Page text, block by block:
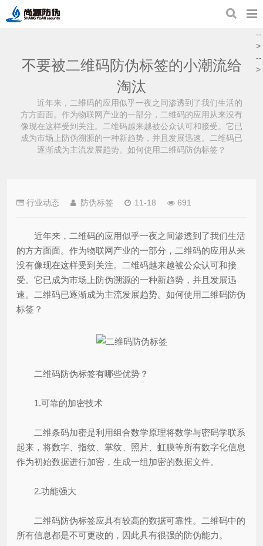
不要被二维码防伪标签的小潮流给
淘汰
近年来，二维码的应用似乎一夜之间渗透到了我们生活的
方方面面。作为物联网产业的一部分，二维码的应用从来没有
像现在这样受到关注。二维码越来越被公众认可和接受。它已
成为市场上防伪溯源的一种新趋势，并且发展迅速。二维码已
逐渐成为主流发展趋势。如何使用二维码防伪标签？
行业动态 防伪标签 11-18 691
近年来，二维码的应用似乎一夜之间渗透到了我们生活
的方方面面。作为物联网产业的一部分，二维码的应用从来
没有像现在这样受到关注。二维码越来越被公众认可和接
受。它已成为市场上防伪溯源的一种新趋势，并且发展迅
速。二维码已逐渐成为主流发展趋势。如何使用二维码防伪
标签？
二维码防伪标签有哪些优势？
1.可靠的加密技术
二维条码加密是利用组合数学原理将数学与密码学联系
起来，将数字、指纹、掌纹、照片、虹膜等所有数字化信息
作为初始数据进行加密，生成一组加密的数据文件。
2.功能强大
二维码防伪标签应具有较高的数据可靠性。二维码中的
所有信息都是不可更改的，因此具有很强的防伪能力。
--
>
--
>